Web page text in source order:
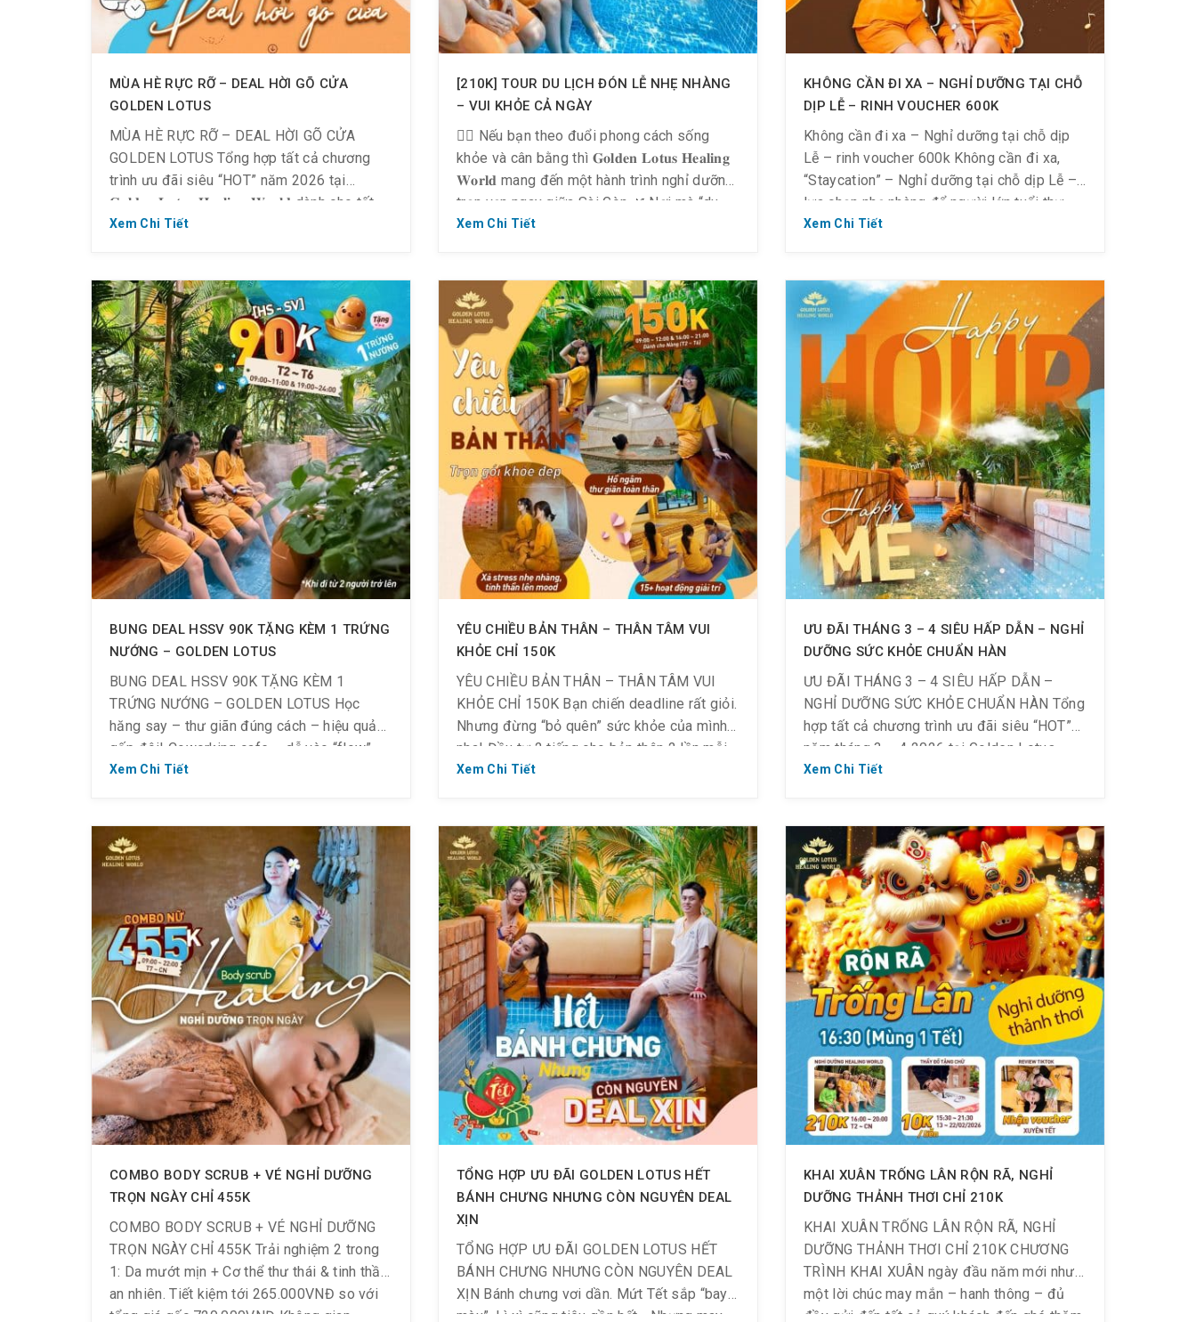
MÙA HÈ RỰC RỠ – DEAL HỜI GÕ CỬA
GOLDEN LOTUS
MÙA HÈ RỰC RỠ – DEAL HỜI GÕ CỬA
GOLDEN LOTUS Tổng hợp tất cả chương
trình ưu đãi siêu “HOT” năm 2026 tại
𝐆𝐨𝐥𝐝𝐞𝐧 𝐋𝐨𝐭𝐮𝐬 𝐇𝐞𝐚𝐥𝐢𝐧𝐠 𝐖𝐨𝐫𝐥𝐝 dành cho tất
cả khách hàng. *Lưu ý: Các dịch vụ chưa
Xem Chi Tiết
[210K] TOUR DU LỊCH ĐÓN LỄ NHẸ NHÀNG
– VUI KHỎE CẢ NGÀY
🧘‍♀️ Nếu bạn theo đuổi phong cách sống
khỏe và cân bằng thì 𝐆𝐨𝐥𝐝𝐞𝐧 𝐋𝐨𝐭𝐮𝐬 𝐇𝐞𝐚𝐥𝐢𝐧𝐠
𝐖𝐨𝐫𝐥𝐝 mang đến một hành trình nghỉ dưỡng
trọn vẹn ngay giữa Sài Gòn.🌿 Nơi mà “du
lịch nghỉ dưỡng” – thư giãn – giải trí hòa
Xem Chi Tiết
KHÔNG CẦN ĐI XA – NGHỈ DƯỠNG TẠI CHỖ
DỊP LỄ – RINH VOUCHER 600K
Không cần đi xa – Nghỉ dưỡng tại chỗ dịp
Lễ – rinh voucher 600k Không cần đi xa,
“Staycation” – Nghỉ dưỡng tại chỗ dịp Lễ –
lựa chọn nhẹ nhàng để người lớn tuổi thư
giãn và gia đình vẫn tận hưởng trọn vẹn bên
Xem Chi Tiết
BUNG DEAL HSSV 90K TẶNG KÈM 1 TRỨNG
NƯỚNG – GOLDEN LOTUS
BUNG DEAL HSSV 90K TẶNG KÈM 1
TRỨNG NƯỚNG – GOLDEN LOTUS Học
hăng say – thư giãn đúng cách – hiệu quả
gấp đôi! Coworking cafe – dễ vào “flow”
Không gian học tập thư giãn, khơi nguồn
Xem Chi Tiết
YÊU CHIỀU BẢN THÂN – THÂN TÂM VUI
KHỎE CHỈ 150K
YÊU CHIỀU BẢN THÂN – THÂN TÂM VUI
KHỎE CHỈ 150K Bạn chiến deadline rất giỏi.
Nhưng đừng “bỏ quên” sức khỏe của mình
nha! Đầu tư 2 tiếng cho bản thân 2 lần mỗi
tuần, trước khi quay lại với guồng quay cũ
Xem Chi Tiết
ƯU ĐÃI THÁNG 3 – 4 SIÊU HẤP DẪN – NGHỈ
DƯỠNG SỨC KHỎE CHUẨN HÀN
ƯU ĐÃI THÁNG 3 – 4 SIÊU HẤP DẪN –
NGHỈ DƯỠNG SỨC KHỎE CHUẨN HÀN Tổng
hợp tất cả chương trình ưu đãi siêu “HOT”
năm tháng 3 – 4 2026 tại Golden Lotus
Healing Wolrd dành cho tất cả mọi người.⚠️
Xem Chi Tiết
COMBO BODY SCRUB + VÉ NGHỈ DƯỠNG
TRỌN NGÀY CHỈ 455K
COMBO BODY SCRUB + VÉ NGHỈ DƯỠNG
TRỌN NGÀY CHỈ 455K Trải nghiệm 2 trong
1: Da mướt mịn + Cơ thể thư thái & tinh thần
an nhiên. Tiết kiệm tới 265.000VNĐ so với
tổng giá gốc 720.000VNĐ Không gian
TỔNG HỢP ƯU ĐÃI GOLDEN LOTUS HẾT
BÁNH CHƯNG NHƯNG CÒN NGUYÊN DEAL
XỊN
TỔNG HỢP ƯU ĐÃI GOLDEN LOTUS HẾT
BÁNH CHƯNG NHƯNG CÒN NGUYÊN DEAL
XỊN Bánh chưng vơi dần. Mứt Tết sắp “bay
màu”. Lì xì cũng tiêu gần hết… Nhưng may
KHAI XUÂN TRỐNG LÂN RỘN RÃ, NGHỈ
DƯỠNG THẢNH THƠI CHỈ 210K
KHAI XUÂN TRỐNG LÂN RỘN RÃ, NGHỈ
DƯỠNG THẢNH THƠI CHỈ 210K CHƯƠNG
TRÌNH KHAI XUÂN ngày đầu năm mới như
một lời chúc may mắn – hanh thông – đủ
đầy gửi đến tất cả quý khách đến ghé thăm